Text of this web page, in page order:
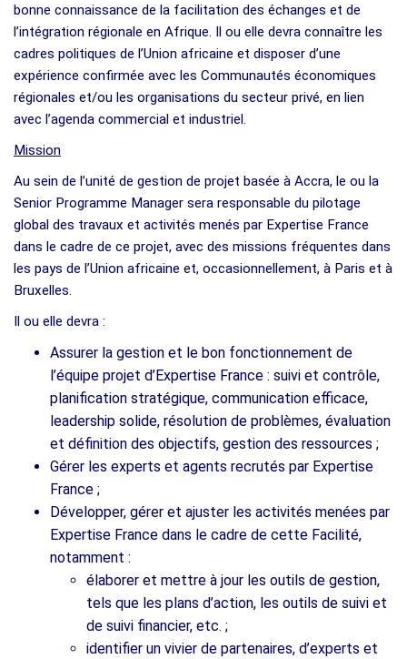
bonne connaissance de la facilitation des échanges et de
l’intégration régionale en Afrique. Il ou elle devra connaître les
cadres politiques de l’Union africaine et disposer d’une
expérience confirmée avec les Communautés économiques
régionales et/ou les organisations du secteur privé, en lien
avec l’agenda commercial et industriel.
Mission
Au sein de l’unité de gestion de projet basée à Accra, le ou la
Senior Programme Manager sera responsable du pilotage
global des travaux et activités menés par Expertise France
dans le cadre de ce projet, avec des missions fréquentes dans
les pays de l’Union africaine et, occasionnellement, à Paris et à
Bruxelles.
Il ou elle devra :
Assurer la gestion et le bon fonctionnement de
l’équipe projet d’Expertise France : suivi et contrôle,
planification stratégique, communication efficace,
leadership solide, résolution de problèmes, évaluation
et définition des objectifs, gestion des ressources ;
Gérer les experts et agents recrutés par Expertise
France ;
Développer, gérer et ajuster les activités menées par
Expertise France dans le cadre de cette Facilité,
notamment :
élaborer et mettre à jour les outils de gestion,
tels que les plans d’action, les outils de suivi et
de suivi financier, etc. ;
identifier un vivier de partenaires, d’experts et